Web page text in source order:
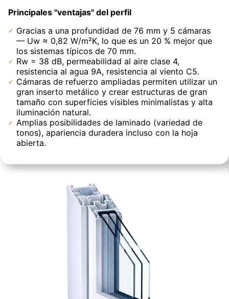
Principales "ventajas" del perfil
Gracias a una profundidad de 76 mm y 5 cámaras
— Uw ≈ 0,82 W/m²K, lo que es un 20 % mejor que
los sistemas típicos de 70 mm.
Rw = 38 dB, permeabilidad al aire clase 4,
resistencia al agua 9A, resistencia al viento C5.
Cámaras de refuerzo ampliadas permiten utilizar un
gran inserto metálico y crear estructuras de gran
tamaño con superficies visibles minimalistas y alta
iluminación natural.
Amplias posibilidades de laminado (variedad de
tonos), apariencia duradera incluso con la hoja
abierta.